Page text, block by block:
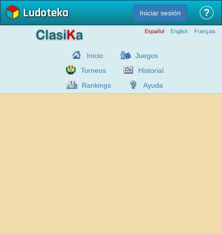
Ludoteka Iniciar sesión ?
Español English Français
Inicio
Juegos
Torneos
Historial
Rankings
Ayuda